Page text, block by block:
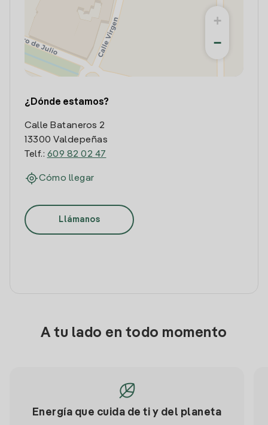
+
−
¿Dónde estamos?
Calle Bataneros 2
13300 Valdepeñas
Telf.: 609 82 02 47
Cómo llegar
Llámanos
A tu lado en todo momento
Energía que cuida de ti y del planeta